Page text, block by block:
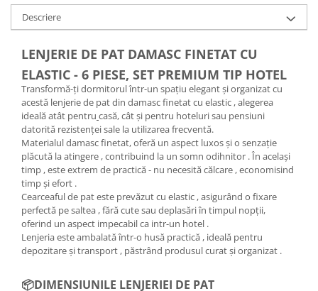
Descriere
LENJERIE DE PAT DAMASC FINETAT CU
ELASTIC - 6 PIESE, SET PREMIUM TIP HOTEL
Transformă-ți dormitorul într-un spațiu elegant și organizat cu
acestă lenjerie de pat din damasc finetat cu elastic , alegerea
ideală atât pentru casă, cât și pentru hoteluri sau pensiuni
datorită rezistenței sale la utilizarea frecventă.
Materialul damasc finetat, oferă un aspect luxos și o senzație
plăcută la atingere , contribuind la un somn odihnitor . În același
timp , este extrem de practică - nu necesită călcare , economisind
timp și efort .
Cearceaful de pat este prevăzut cu elastic , asigurând o fixare
perfectă pe saltea , fără cute sau deplasări în timpul nopții,
oferind un aspect impecabil ca intr-un hotel .
Lenjeria este ambalată într-o husă practică , ideală pentru
depozitare și transport , păstrând produsul curat și organizat .
📦DIMENSIUNILE LENJERIEI DE PAT